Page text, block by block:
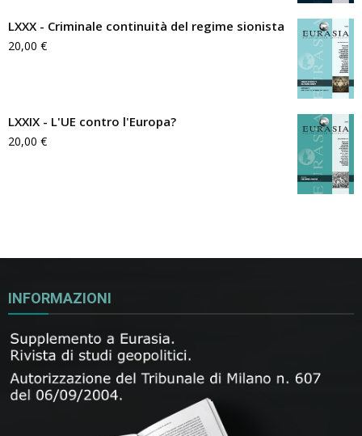
LXXX - Criminale continuità del regime sionista
20,00 €
LXXIX - L'UE contro l'Europa?
20,00 €
INFORMAZIONI